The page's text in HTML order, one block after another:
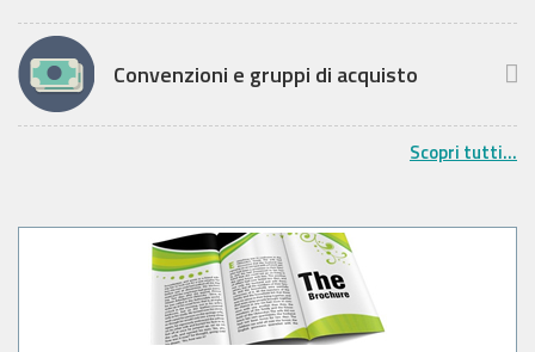
Convenzioni e gruppi di acquisto
Scopri tutti...